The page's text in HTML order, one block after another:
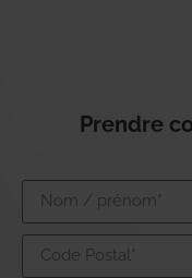
Prendre